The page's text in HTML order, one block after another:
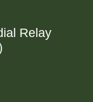
Relay